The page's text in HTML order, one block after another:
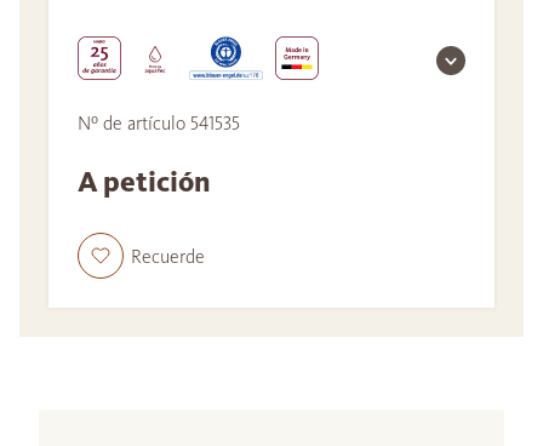
Nº de artículo 541535
A petición
Recuerde